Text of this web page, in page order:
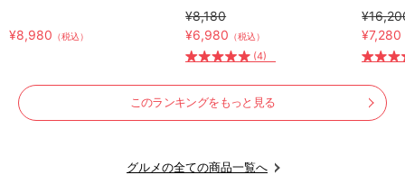
¥8,980 （税込）
¥8,180
¥6,980 （税込）
(4)
シア蜂
ト付き
¥7,280
このランキングをもっと見る
グルメの全ての商品一覧へ